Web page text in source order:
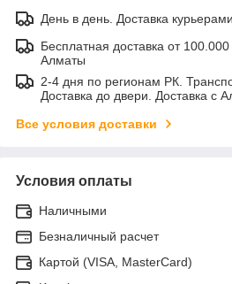
День в день. Доставка
Бесплатная доставка от
Алматы
2-4 дня по регионам РК.
Доставка до двери. Доставка с
Все условия доставки
Условия оплаты
Наличными
Безналичный расчет
Картой (VISA, MasterCard)